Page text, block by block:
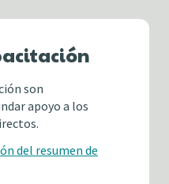
son
apoyo a los
del resumen de